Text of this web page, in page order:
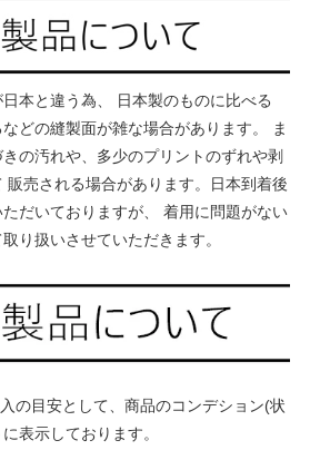
本と違う為、 日本製のものに比べる
どの縫製面が雑な場合があります。 ま
の汚れや、多少のプリントのずれや剥
販売される場合があります。日本到着後
だいておりますが、 着用に問題がない
り扱いさせていただきます。
の目安として、商品のコンデション(状
表示しております。